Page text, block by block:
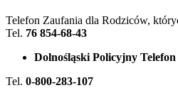
Telefon Zaufania dla Rodziców,
Tel. 76 854-68-43
Dolnośląski Policyjny
Tel. 0-800-283-107